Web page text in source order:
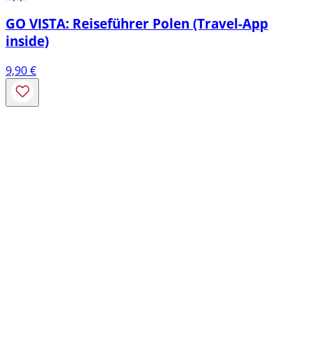
GO VISTA: Reiseführer Polen (Travel-App
inside)
9,90€